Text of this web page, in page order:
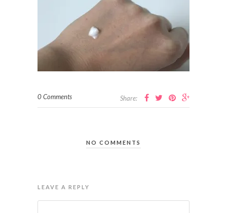
0 Comments Share:
NO COMMENTS
LEAVE A REPLY